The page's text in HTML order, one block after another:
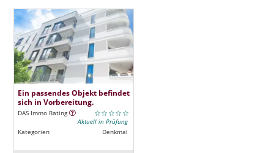
Ein passendes Objekt befindet
sich in Vorbereitung.
DAS Immo Rating
Aktuell in Prüfung
Kategorien
Denkmal